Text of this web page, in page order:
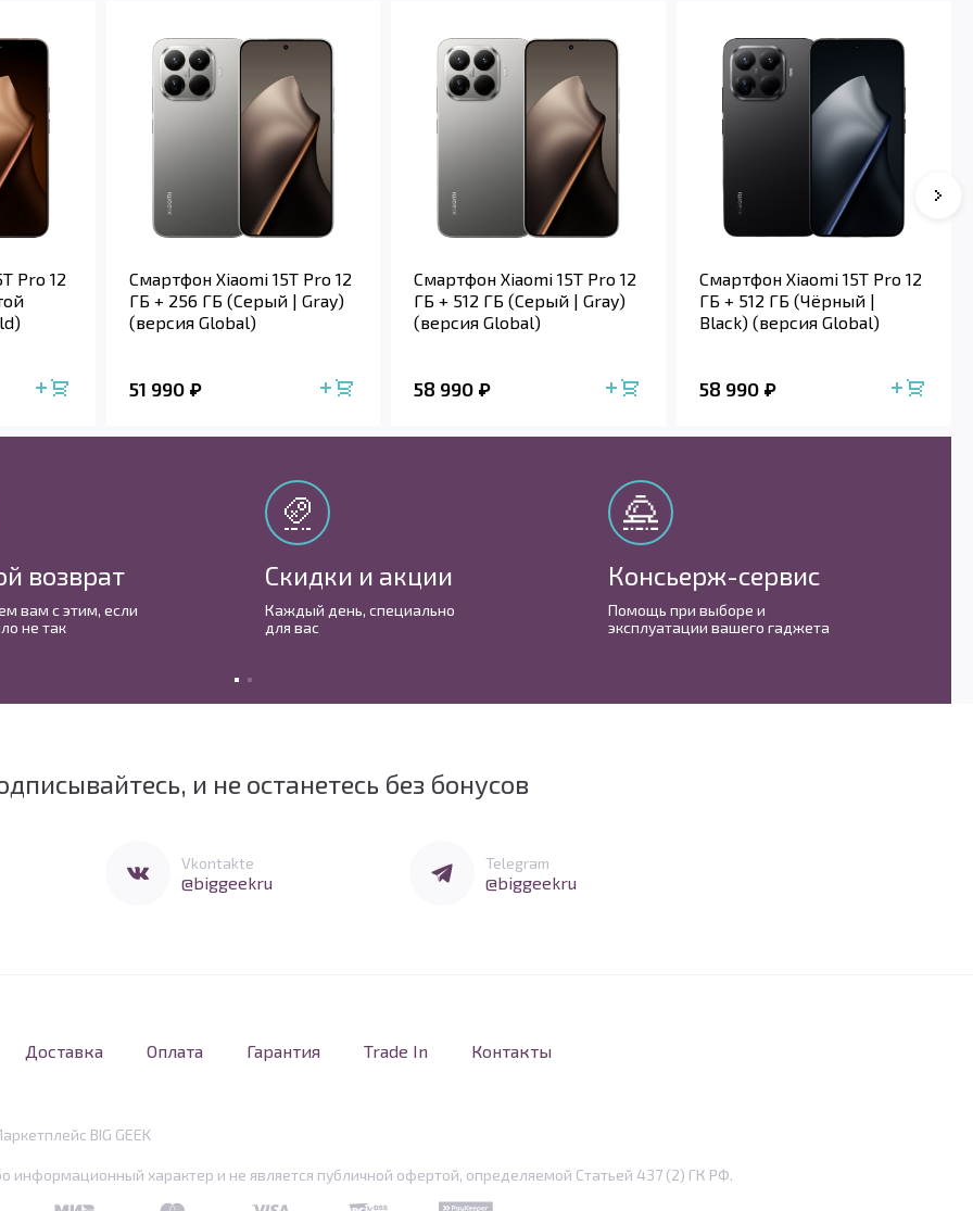
Pro 12
Смартфон Xiaomi 15T Pro 12
ГБ + 256 ГБ (Серый | Gray)
(версия Global)
51 990
Смартфон Xiaomi 15T Pro 12
ГБ + 512 ГБ (Серый | Gray)
(версия Global)
58 990
Смартфон Xiaomi 15T Pro 12
ГБ + 512 ГБ (Чёрный |
Black) (версия Global)
58 990
возврат
вам с этим, если
не так
Скидки и акции
Каждый день, cпециально
для вас
Консьерж-сервис
Помощь при выборе и
эксплуатации вашего гаджета
и не останетесь без бонусов
Vkontakte
@biggeekru
Telegram
@biggeekru
Доставка Оплата Гарантия Trade In Контакты
BIG GEEK
информационный характер и не является публичной офертой, определяемой Статьей 437 (2) ГК РФ.
MIR MasterCard Visa PCI DSS PayKeeper